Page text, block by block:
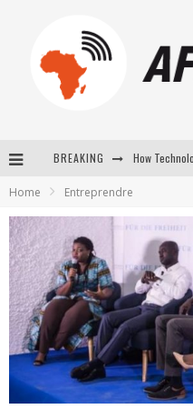
BREAKING
Home Entreprendre